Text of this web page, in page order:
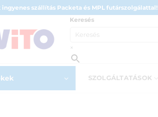
szállítás Packeta és MPL futárszolgálattal!
Keresés
×
SZOLGÁLTATÁSOK